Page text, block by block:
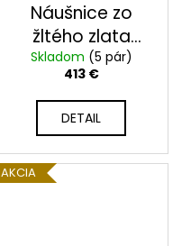
Náušnice zo
žltého zlata
23231/Z
Skladom (5 pár)
413 €
DETAIL
AKCIA